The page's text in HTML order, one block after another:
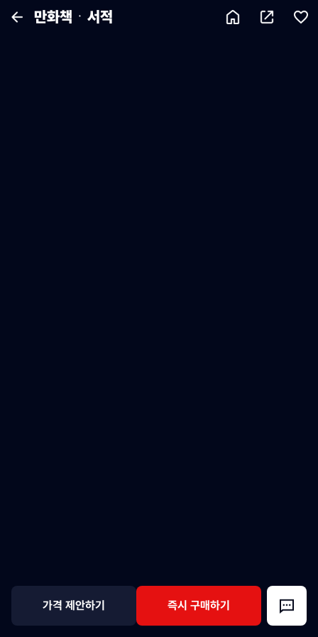
만화책ㆍ서적
가격 제안하기 즉시 구매하기